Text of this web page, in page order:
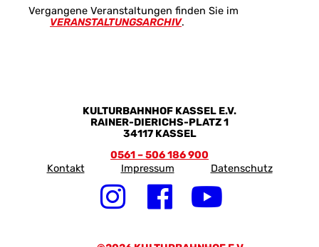
Vergangene Veranstaltungen finden Sie im
VERANSTALTUNGSARCHIV.
KULTURBAHNHOF KASSEL E.V.
RAINER-DIERICHS-PLATZ 1
34117 KASSEL
0561 – 506 186 900
Kontakt
Impressum Datenschutz